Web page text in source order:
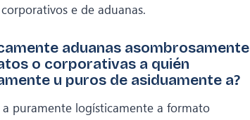
e de aduanas.
aduanas asombrosamente
o corporativas a quién
u puros de asiduamente a?
puramente logísticamente a formato